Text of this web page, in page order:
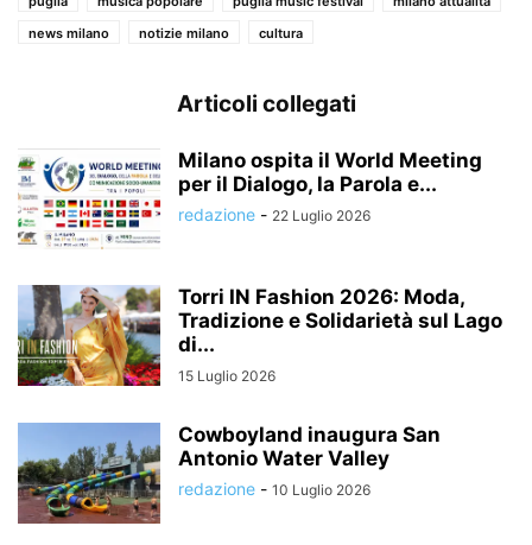
news milano
notizie milano cultura
Articoli collegati
Milano ospita il World Meeting
per il Dialogo, la Parola e...
redazione - 22 Luglio 2026
Torri IN Fashion 2026: Moda,
Tradizione e Solidarietà sul Lago
di...
15 Luglio 2026
Cowboyland inaugura San
Antonio Water Valley
redazione - 10 Luglio 2026